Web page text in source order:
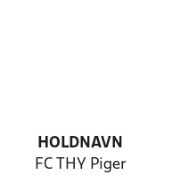
HOLDNAVN
FC THY Piger